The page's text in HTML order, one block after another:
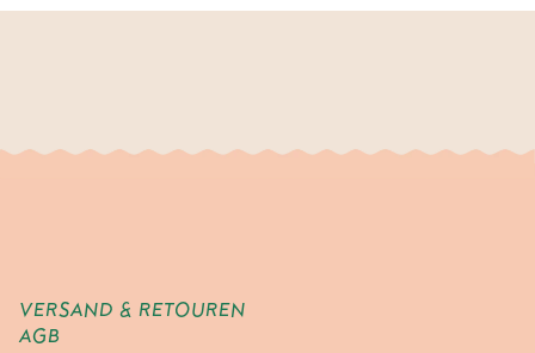
VERSAND & RETOUREN
AGB